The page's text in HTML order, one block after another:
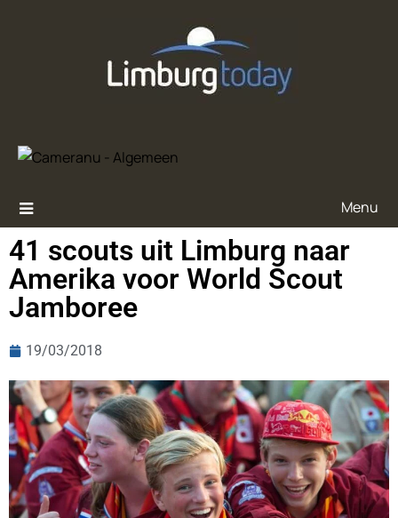
Menu
41 scouts uit Limburg naar
Amerika voor World Scout
Jamboree
19/03/2018